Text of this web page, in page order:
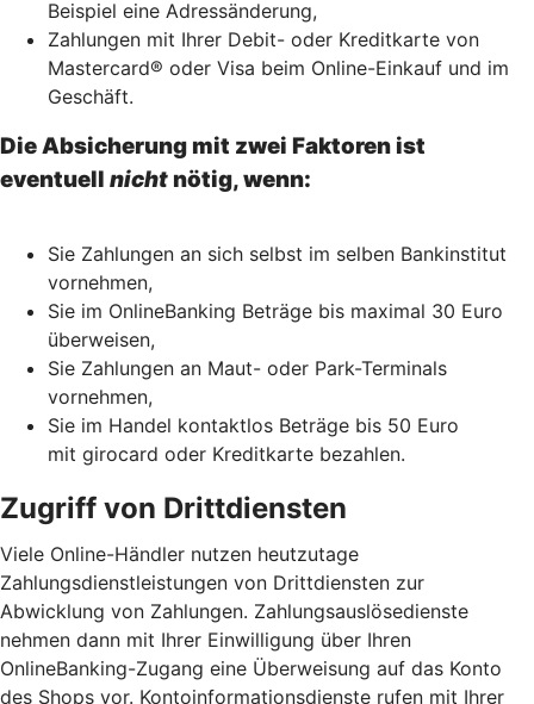
Beispiel eine Adressänderung,
Zahlungen mit Ihrer Debit- oder Kreditkarte von
Mastercard® oder Visa beim Online-Einkauf und im
Geschäft.
Die Absicherung mit zwei Faktoren ist
eventuell nicht nötig, wenn:
Sie Zahlungen an sich selbst im selben Bankinstitut
vornehmen,
Sie im OnlineBanking Beträge bis maximal 30 Euro
überweisen,
Sie Zahlungen an Maut- oder Park-Terminals
vornehmen,
Sie im Handel kontaktlos Beträge bis 50 Euro
mit girocard oder Kreditkarte bezahlen.
Zugriff von Drittdiensten
Viele Online-Händler nutzen heutzutage
Zahlungsdienstleistungen von Drittdiensten zur
Abwicklung von Zahlungen. Zahlungsauslösedienste
nehmen dann mit Ihrer Einwilligung über Ihren
OnlineBanking-Zugang eine Überweisung auf das Konto
des Shops vor. Kontoinformationsdienste rufen mit Ihrer